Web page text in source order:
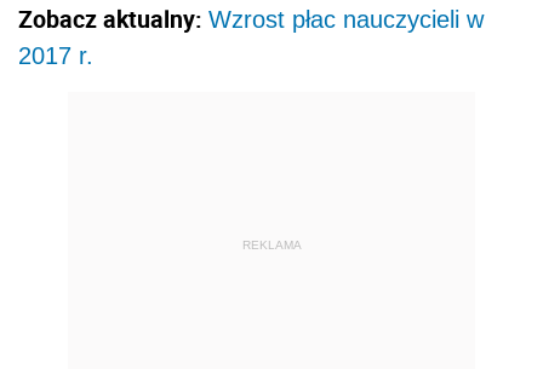
Zobacz aktualny: Wzrost płac nauczycieli w
2017 r.
REKLAMA